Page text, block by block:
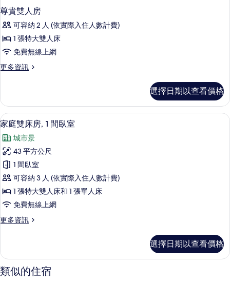
尊貴雙人房
可容納 2 人 (依實際入住人數計費)
1 張特大雙人床
免費無線上網
更多資訊
更
雙
人
房
的
詳
情
選擇日期以查看價格
顯
示
家
庭
雙
床
房,
間
室
的
所
家庭雙床房, 1 間臥室 | 高級寢具、羽
7
家庭雙床房, 1 間臥室
城市景
43 平方公尺
1 間臥室
可容納 3 人 (依實際入住人數計費)
1 張特大雙人床和 1 張單人床
免費無線上網
更多資訊
更
雙
床
房,
選擇日期以查看價格
類似的住宿